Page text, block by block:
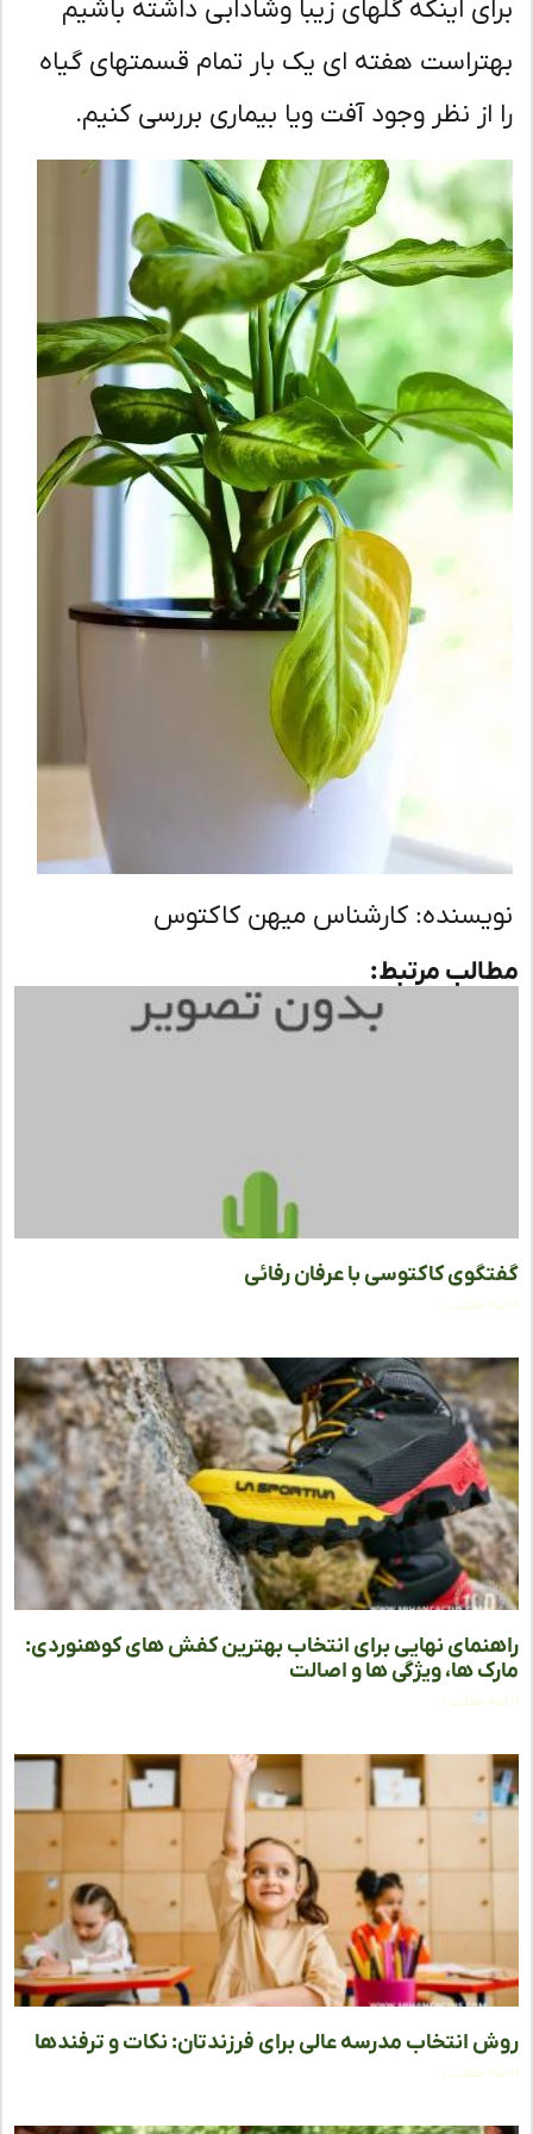
اینکه گلهای زیبا وشادابی داشته باشیم
هفته ای یک بار تمام قسمتهای گیاه
از نظر وجود آفت ویا بیماری بررسی کنیم.
کارشناس میهن کاکتوس
مرتبط:
کاکتوسی با عرفان رفائی
مطلب »
نهایی برای انتخاب بهترین کفش های کوهنوردی:
ها، ویژگی ها و اصالت
مطلب »
انتخاب مدرسه عالی برای فرزندتان: نکات و ترفندها
مطلب »